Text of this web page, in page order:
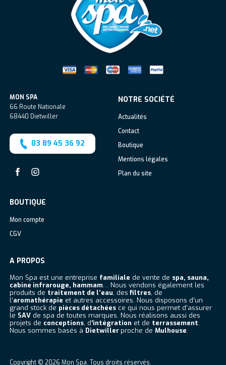
MON SPA
66 Route Nationale
68440 Dietwiller
03 89 45 36 92
NOTRE SOCIÉTÉ
Actualités
Contact
Boutique
Mentions légales
Plan du site
BOUTIQUE
Mon compte
CGV
A PROPOS
Mon Spa est une entreprise familiale de vente de spa, sauna,
cabine infrarouge, hammam… Nous vendons également les
produits de traitement de l’eau, des filtres, de
l’aromathérapie et autres accessoires. Nous disposons d’un
grand stock de pièces détachéesce qui nous permet d’assurer
le SAVde spa de toutes marques. Nous réalisons aussi des
projets de conceptions, d‘intégration et de terrassement.
Nous sommes basés à Dietwillerproche de Mulhouse.
Copyright © 2026 Mon Spa. Tous droits réservés.